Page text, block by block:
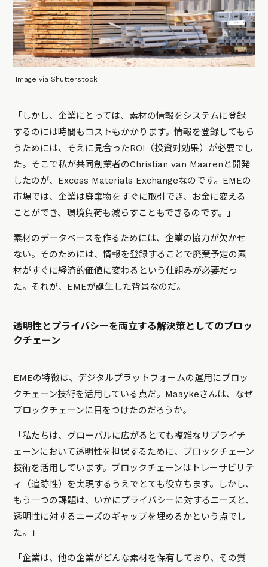
Image via Shutterstock
「しかし、企業にとっては、素材の情報をシステムに登録
するのには時間もコストもかかります。情報を登録してもら
うためには、そえに見合ったROI（投資対効果）が必要でし
た。そこで私が共同創業者のChristian van Maarenと開発
したのが、Excess Materials Exchangeなのです。EMEの
市場では、企業は廃棄物をすぐに取引でき、お金に変える
ことができ、環境負荷も減らすこともできるのです。」
素材のデータベースを作るためには、企業の協力が欠かせ
ない。そのためには、情報を登録することで廃棄予定の素
材がすぐに経済的価値に変わるという仕組みが必要だっ
た。それが、EMEが誕生した背景なのだ。
透明性とプライバシーを両立する解決策としてのブロッ
クチェーン
EMEの特徴は、デジタルプラットフォームの運用にブロッ
クチェーン技術を活用している点だ。Maaykeさんは、なぜ
ブロックチェーンに目をつけたのだろうか。
「私たちは、グローバルに広がるとても複雑なサプライチ
ェーンにおいて透明性を担保するために、ブロックチェーン
技術を活用しています。ブロックチェーンはトレーサビリテ
ィ（追跡性）を実現するうえでとても役立ちます。しかし、
もう一つの課題は、いかにプライバシーに対するニーズと、
透明性に対するニーズのギャップを埋めるかという点でし
た。」
「企業は、他の企業がどんな素材を保有しており、その質